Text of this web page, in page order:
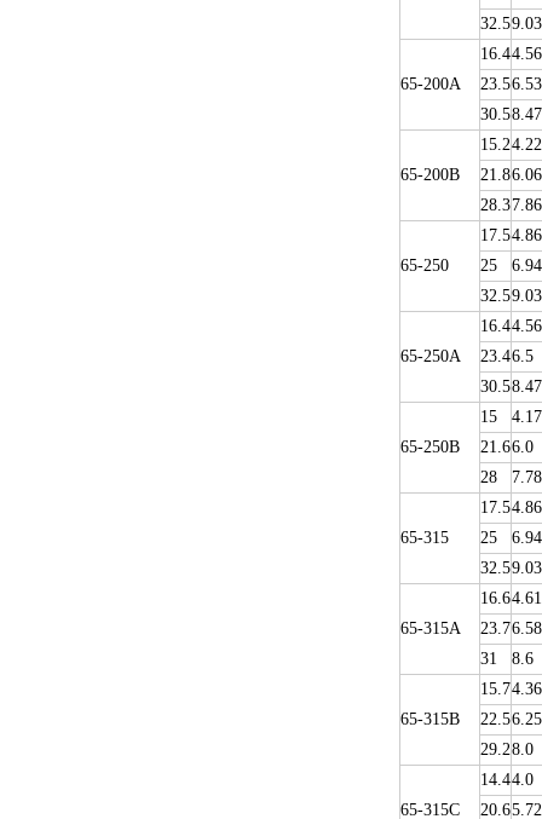
32.59.03
65-200A
16.44.56
23.56.53
30.58.47
65-200B
15.24.22
21.86.06
28.37.86
65-250
17.54.86
25
6.94
32.59.03
65-250A
16.44.56
23.46.5
30.58.47
65-250B
15
4.17
21.66.0
28
7.78
65-315
17.54.86
25
6.94
32.59.03
65-315A
16.64.61
23.76.58
31
8.6
65-315B
15.74.36
22.56.25
29.28.0
65-315C
14.44.0
20.65.72